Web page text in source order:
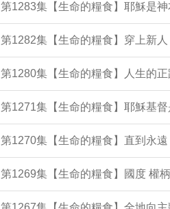
第1283集【生命的糧食】耶穌是神
第1282集【生命的糧食】穿上新人
第1280集【生命的糧食】人生的正
第1271集【生命的糧食】耶穌基
第1270集【生命的糧食】直到永遠
第1269集【生命的糧食】國度 權